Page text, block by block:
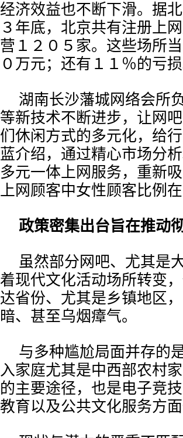
经济效益也不断下滑。据
３年底，北京共有注册上
营１２０５家。这些场所
０万元；还有１１％的亏损
湖南长沙藩城网络会所
等新技术不断进步，让网
们休闲方式的多元化，给
蓝介绍，通过精心市场分
多元一体上网服务，重新
上网顾客中女性顾客比例
政策密集出台旨在推动
虽然部分网吧、尤其是
着现代文化活动场所转变
达省份、尤其是乡镇地区
暗、甚至乌烟瘴气。
与多种尴尬局面并存的
入家庭尤其是中西部农村
的主要途径，也是电子竞
教育以及公共文化服务方